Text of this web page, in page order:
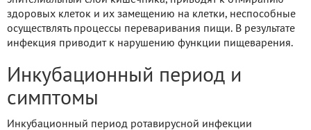
здоровых клеток и их замещению на клетки, неспособные
осуществлять процессы переваривания пищи. В результате
инфекция приводит к нарушению функции пищеварения.
Инкубационный период и
симптомы
Инкубационный период ротавирусной инфекции